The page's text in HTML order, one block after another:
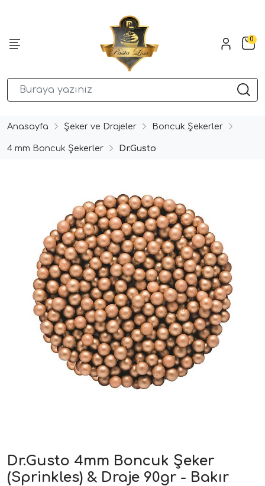
0
Anasayfa Şeker ve Drajeler Boncuk Şekerler
4 mm Boncuk Şekerler Dr.Gusto
Dr.Gusto 4mm Boncuk Şeker
(Sprinkles) & Draje 90gr - Bakır